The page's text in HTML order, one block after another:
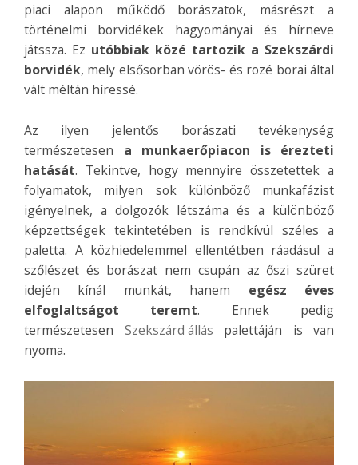
piaci alapon működő borászatok, másrészt a
történelmi borvidékek hagyományai és hírneve
játssza. Ez utóbbiak közé tartozik a Szekszárdi
borvidék, mely elsősorban vörös- és rozé borai által
vált méltán híressé.
Az ilyen jelentős borászati tevékenység
természetesen a munkaerőpiacon is érezteti
hatását. Tekintve, hogy mennyire összetettek a
folyamatok, milyen sok különböző munkafázist
igényelnek, a dolgozók létszáma és a különböző
képzettségek tekintetében is rendkívül széles a
paletta. A közhiedelemmel ellentétben ráadásul a
szőlészet és borászat nem csupán az őszi szüret
idején kínál munkát, hanem egész éves
elfoglaltságot teremt. Ennek pedig
természetesen Szekszárd állás palettáján is van
nyoma.